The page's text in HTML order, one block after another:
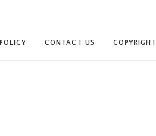
CONTACT US COPYRIGHT